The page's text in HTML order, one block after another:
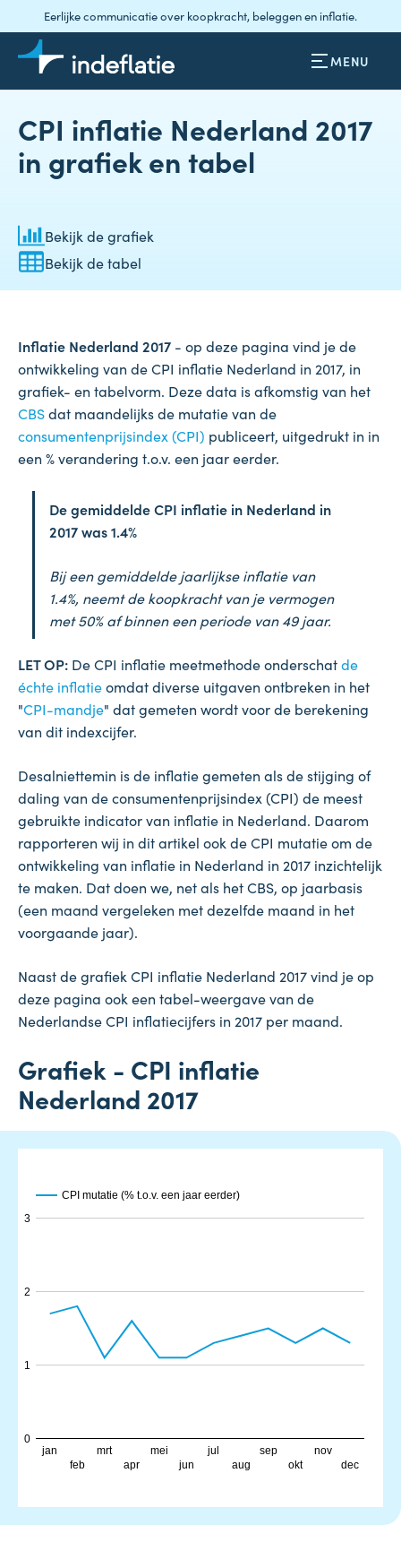
Eerlijke communicatie over koopkracht, beleggen en inflatie.
MENU
CPI inflatie Nederland 2017
in grafiek en tabel
Bekijk de grafiek
Bekijk de tabel
Inflatie Nederland 2017 - op deze pagina vind je de
ontwikkeling van de CPI inflatie Nederland in 2017, in
grafiek- en tabelvorm. Deze data is afkomstig van het
CBSdat maandelijks de mutatie van de
consumentenprijsindex (CPI) publiceert, uitgedrukt in in
een % verandering t.o.v. een jaar eerder.
De gemiddelde CPI inflatie in Nederland in
2017 was 1.4%
Bij een gemiddelde jaarlijkse inflatie van
1.4%, neemt de koopkracht van je vermogen
met 50% af binnen een periode van 49 jaar.
LET OP: De CPI inflatie meetmethode onderschatde
échte inflatieomdat diverse uitgaven ontbreken in het
"CPI-mandje" dat gemeten wordt voor de berekening
van dit indexcijfer.
Desalniettemin is de inflatie gemeten als de stijging of
daling van de consumentenprijsindex (CPI) de meest
gebruikte indicator van inflatie in Nederland. Daarom
rapporteren wij in dit artikel ook de CPI mutatie om de
ontwikkeling van inflatie in Nederland in 2017 inzichtelijk
te maken. Dat doen we, net als het CBS, op jaarbasis
(een maand vergeleken met dezelfde maand in het
voorgaande jaar).
Naast de grafiek CPI inflatie Nederland 2017 vind je op
deze pagina ook een tabel-weergave van de
Nederlandse CPI inflatiecijfers in 2017 per maand.
Grafiek - CPI inflatie
Nederland 2017
CPI mutatie (% t.o.v. een jaar eerder)
jan
feb
mrt
apr
mei
jun
jul
aug
sep
okt
nov
dec
0
1
2
3